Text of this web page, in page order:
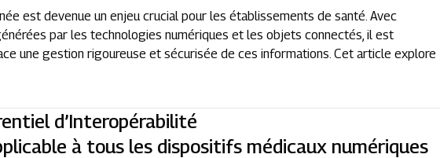
est devenue un enjeu crucial pour les établissements de santé. Avec
par les technologies numériques et les objets connectés, il est
une gestion rigoureuse et sécurisée de ces informations. Cet article explore
d’Interopérabilité
à tous les dispositifs médicaux numériques